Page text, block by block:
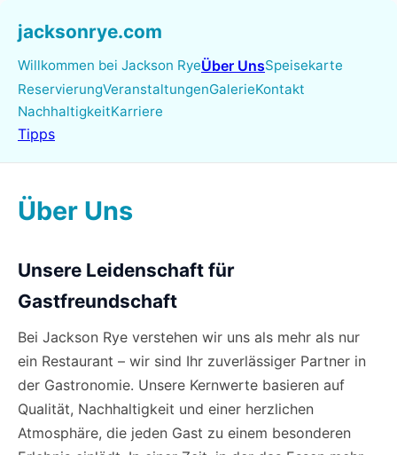
jacksonrye.com
Willkommen bei Jackson RyeÜber UnsSpeisekarte
ReservierungVeranstaltungenGalerieKontakt
NachhaltigkeitKarriere
Tipps
Über Uns
Unsere Leidenschaft für
Gastfreundschaft
Bei Jackson Rye verstehen wir uns als mehr als nur
ein Restaurant – wir sind Ihr zuverlässiger Partner in
der Gastronomie. Unsere Kernwerte basieren auf
Qualität, Nachhaltigkeit und einer herzlichen
Atmosphäre, die jeden Gast zu einem besonderen